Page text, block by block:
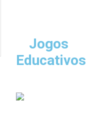
Jogos
Educativos